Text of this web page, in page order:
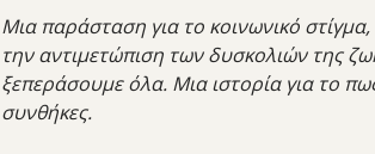
Μια παράσταση για το κοινωνικό
την αντιμετώπιση των δυσκολιών της
ξεπεράσουμε όλα. Μια ιστορία για το
συνθήκες.